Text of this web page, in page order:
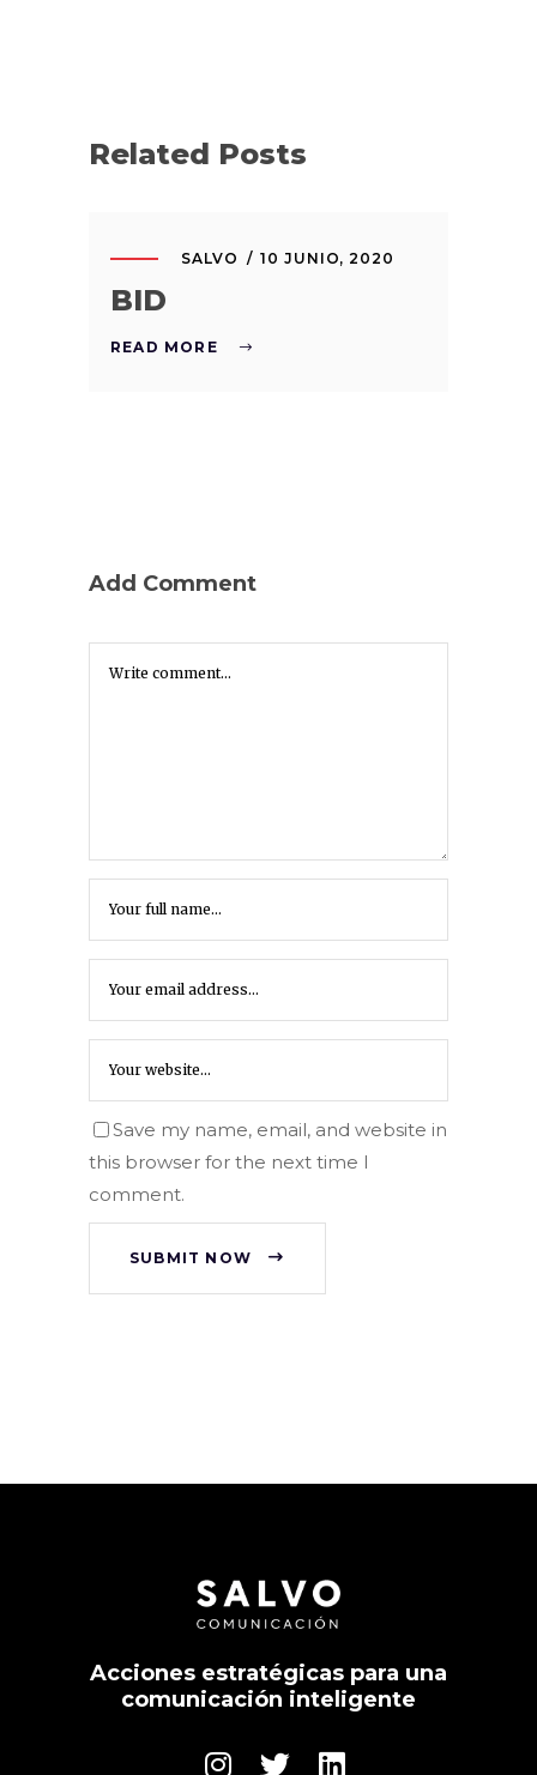
Related Posts
SALVO 10 JUNIO, 2020
BID
READ MORE
Add Comment
Save my name, email, and website in
this browser for the next time I
comment.
SUBMIT NOW
Acciones estratégicas para una
comunicación inteligente